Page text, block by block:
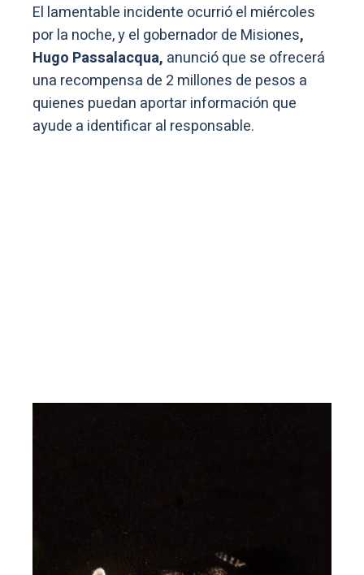
El lamentable incidente ocurrió el miércoles
por la noche, y el gobernador de Misiones,
Hugo Passalacqua, anunció que se ofrecerá
una recompensa de 2 millones de pesos a
quienes puedan aportar información que
ayude a identificar al responsable.